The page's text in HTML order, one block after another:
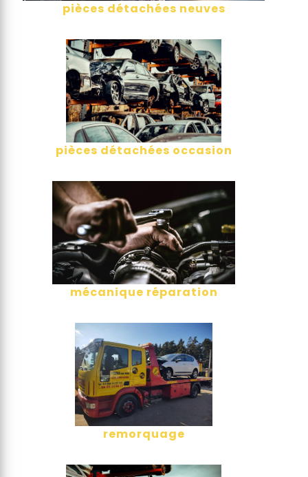
pièces détachées neuves
pièces détachées occasion
mécanique réparation
remorquage